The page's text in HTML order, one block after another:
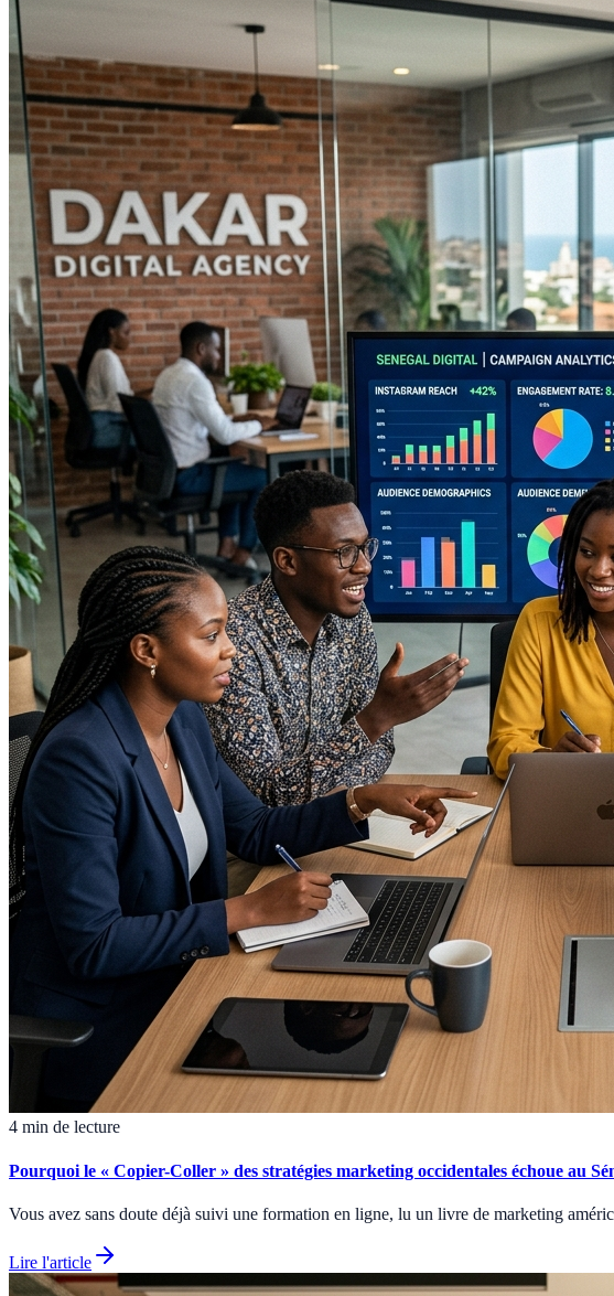
4 min de lecture
Pourquoi le « Copier-Coller » des stratégies marketing occidentales échoue au
Vous avez sans doute déjà suivi une formation en ligne, lu un livre de marketing
Lire l'article